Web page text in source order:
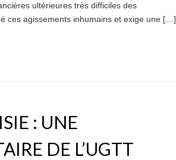
ultérieures très difficiles des
ces agissements inhumains et exige une […]
: UNE
DE L’UGTT